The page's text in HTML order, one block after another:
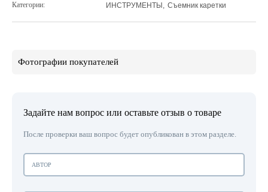
Категории: ИНСТРУМЕНТЫ Съемник каретки
Фотографии покупателей
Задайте нам вопрос или оставьте отзыв о товаре
После проверки ваш вопрос будет опубликован в этом разделе.